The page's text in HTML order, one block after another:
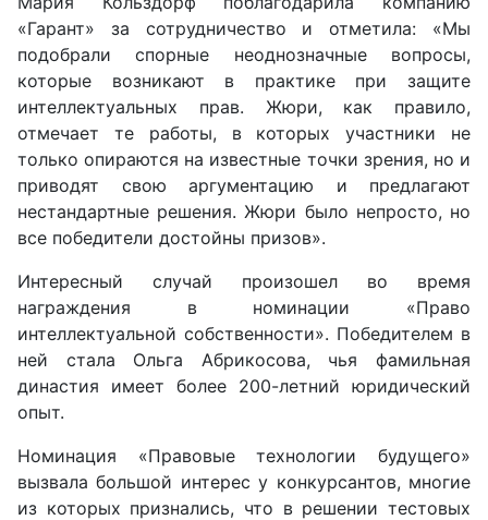
«Гарант» за сотрудничество и отметила: «Мы
подобрали спорные неоднозначные вопросы,
которые возникают в практике при защите
интеллектуальных прав. Жюри, как правило,
отмечает те работы, в которых участники не
только опираются на известные точки зрения, но и
приводят свою аргументацию и предлагают
нестандартные решения. Жюри было непросто, но
все победители достойны призов».
Интересный случай произошел во время
награждения в номинации «Право
интеллектуальной собственности». Победителем в
ней стала Ольга Абрикосова, чья фамильная
династия имеет более 200-летний юридический
опыт.
Номинация «Правовые технологии будущего»
вызвала большой интерес у конкурсантов, многие
из которых признались, что в решении тестовых